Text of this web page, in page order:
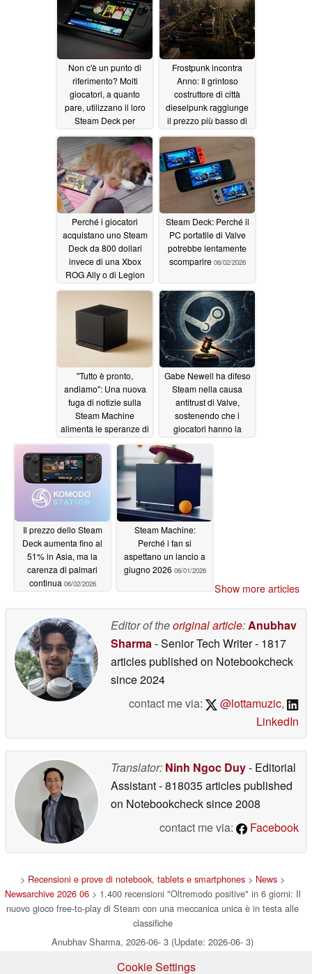
Non c'è un punto di
riferimento? Molti
giocatori, a quanto
pare, utilizzano il loro
Steam Deck per
giocare a un solo gioco
06/04/2026
Frostpunk incontra
Anno: Il grintoso
costruttore di città
dieselpunk raggiunge
il prezzo più basso di
sempre su Steam
06/03/2026
Perché i giocatori
acquistano uno Steam
Deck da 800 dollari
invece di una Xbox
ROG Ally o di Legion
Go S06/03/2026
Steam Deck: Perché il
PC portatile di Valve
potrebbe lentamente
scomparire 06/02/2026
"Tutto è pronto,
andiamo": Una nuova
fuga di notizie sulla
Steam Machine
alimenta le speranze di
lancio06/02/2026
Gabe Newell ha difeso
Steam nella causa
antitrust di Valve,
sostenendo che i
giocatori hanno la
possibilità di scegliere
06/02/2026
Il prezzo dello Steam
Deck aumenta fino al
51% in Asia, ma la
carenza di palmari
continua 06/02/2026
Steam Machine:
Perché i fan si
aspettano un lancio a
giugno 2026 06/01/2026
Show more articles
Editor of theoriginal article:Anubhav
Sharma- Senior Tech Writer- 1817
articles published on Notebookcheck
since 2024
contact me via:
@lottamuzic,
LinkedIn
Translator: Ninh Ngoc Duy- Editorial
Assistant- 818035 articles published
on Notebookchecksince 2008
contact me via:
Facebook
> Recensioni e prove di notebook, tablets e smartphones > News >
Newsarchive 2026 06> 1.400 recensioni "Oltremodo positive" in 6 giorni: Il
nuovo gioco free-to-play di Steam con una meccanica unica è in testa alle
classifiche
Anubhav Sharma, 2026-06- 3 (Update: 2026-06- 3)
Cookie Settings